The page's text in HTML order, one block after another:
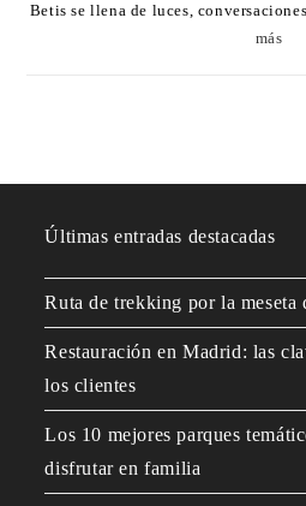
Betis se llena de luces,
más
Últimas entradas destacadas
Ruta de trekking por la meseta
Restauración en Madrid: las
los clientes
Los 10 mejores parques
disfrutar en familia